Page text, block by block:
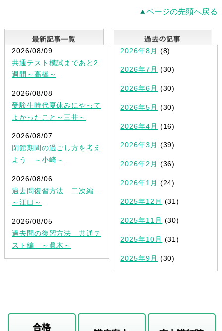
ページの先頭へ戻る
最新記事一覧
2026/08/09
共通テスト模試まであと2
週間～高橋～
2026/08/08
受験生時代夏休みにやって
よかったこと～三井～
2026/08/07
閉館期間の過ごし方を考え
よう ～小崎～
2026/08/06
過去問復習方法 二次編
～江口～
2026/08/05
過去問の復習方法 共通テ
スト編 ～眞木～
2026年8月 (8)
2026年7月 (30)
2026年6月 (30)
2026年5月 (30)
2026年4月 (16)
2026年3月 (39)
2026年2月 (36)
2026年1月 (24)
2025年12月 (31)
2025年11月 (30)
2025年10月 (31)
2025年9月 (30)
合格